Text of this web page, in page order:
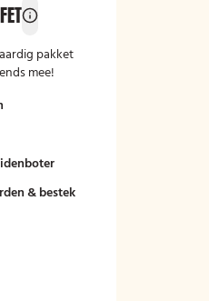
pakket
mee!
& bestek